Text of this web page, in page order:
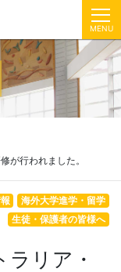
MENU
が行われました。
海外大学進学・留学
生徒・保護者の皆様へ
ラリア・